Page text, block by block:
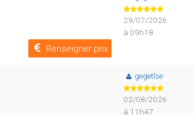
Renseigner prix
29/07/2026
à 09h18
gegetlse
02/08/2026
à 11h47